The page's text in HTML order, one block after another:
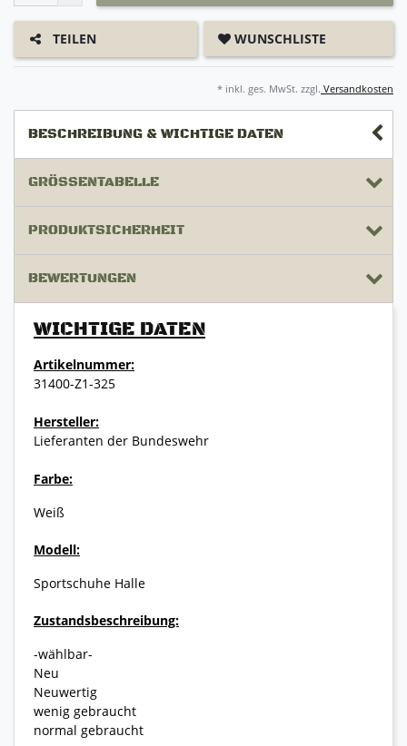
TEILEN WUNSCHLISTE
* inkl. ges. MwSt. zzgl. Versandkosten
BESCHREIBUNG & WICHTIGE DATEN
GRÖSSENTABELLE
PRODUKTSICHERHEIT
BEWERTUNGEN
WICHTIGE DATEN
Artikelnummer:
31400-Z1-325
Hersteller:
Lieferanten der Bundeswehr
Farbe:
Weiß
Modell:
Sportschuhe Halle
Zustandsbeschreibung:
-wählbar-
Neu
Neuwertig
wenig gebraucht
normal gebraucht